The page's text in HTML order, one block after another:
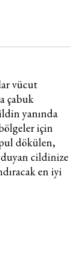
vücut
çabuk
yanında
için
dökülen,
cildinize
en iyi